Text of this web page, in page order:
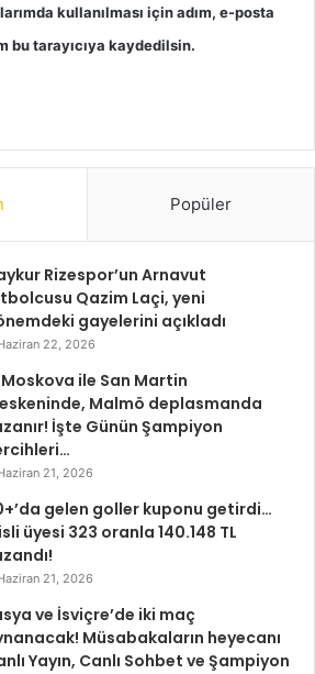
kullanılması için adım, e-posta
bu tarayıcıya kaydedilsin.
Popüler
Rizespor’un Arnavut
Qazim Laçi, yeni
gayelerini açıkladı
22, 2026
Moskova ile San Martin
Malmö deplasmanda
İşte Günün Şampiyon
21, 2026
gelen goller kuponu getirdi…
üyesi 323 oranla 140.148 TL
21, 2026
ve İsviçre’de iki maç
Müsabakaların heyecanı
Yayın, Canlı Sohbet ve Şampiyon